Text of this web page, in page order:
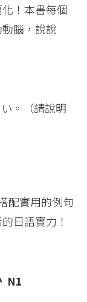
！本書每個
腦，說說
。（請說明
配實用的例句
日語實力！
N1